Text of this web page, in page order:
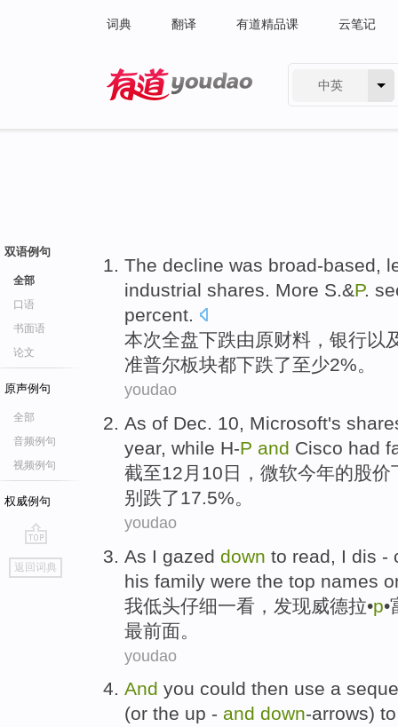
词典 翻译 有道精品课 云笔记
中英
双语例句
全部
口语
书面语
论文
原声例句
全部
音频例句
视频例句
权威例句
go
top
返回词典
The decline was broad-based,
industrial shares. More S.&P.
percent.
本次全盘下跌由 原财料 ， 银行以
准普尔板块都下跌了至少2%。
youdao
As of Dec. 10, Microsoft's
year, while H-P and Cisco had
截至12月 10 日， 微软今年的股价
别跌了17.5%。
youdao
As I gazed down to read , I dis -
his family were the top names
我低头仔细一看 ，发现威德拉•p•
最前面。
youdao
And you could then use a
(or the up - and down-arrows) to